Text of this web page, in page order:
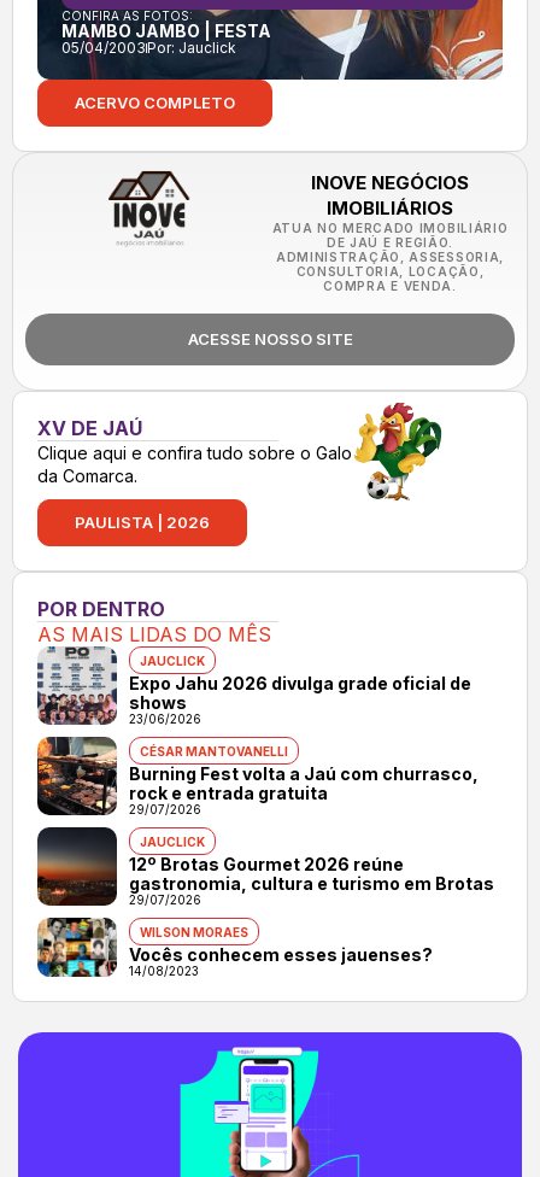
CONFIRA AS FOTOS:
MAMBO JAMBO | FESTA
05/04/2003Por: Jauclick
ACERVO COMPLETO
INOVE NEGÓCIOS
IMOBILIÁRIOS
ATUA NO MERCADO IMOBILIÁRIO
DE JAÚ E REGIÃO.
ADMINISTRAÇÃO, ASSESSORIA,
CONSULTORIA, LOCAÇÃO,
COMPRA E VENDA.
ACESSE NOSSO SITE
XV DE JAÚ
Clique aqui e confira tudo sobre o Galo
da Comarca.
PAULISTA | 2026
POR DENTRO
AS MAIS LIDAS DO MÊS
JAUCLICK
Expo Jahu 2026 divulga grade oficial de
shows
23/06/2026
CÉSAR MANTOVANELLI
Burning Fest volta a Jaú com churrasco,
rock e entrada gratuita
29/07/2026
JAUCLICK
12º Brotas Gourmet 2026 reúne
gastronomia, cultura e turismo em Brotas
29/07/2026
WILSON MORAES
Vocês conhecem esses jauenses?
14/08/2023